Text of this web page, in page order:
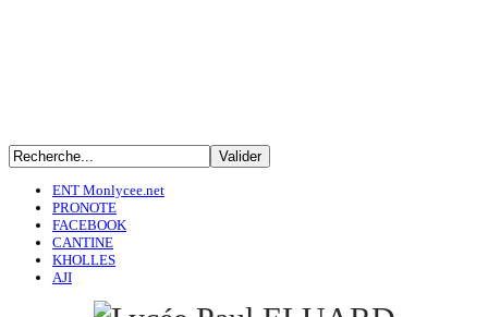
ENT Monlycee.net
PRONOTE
FACEBOOK
CANTINE
KHOLLES
AJI